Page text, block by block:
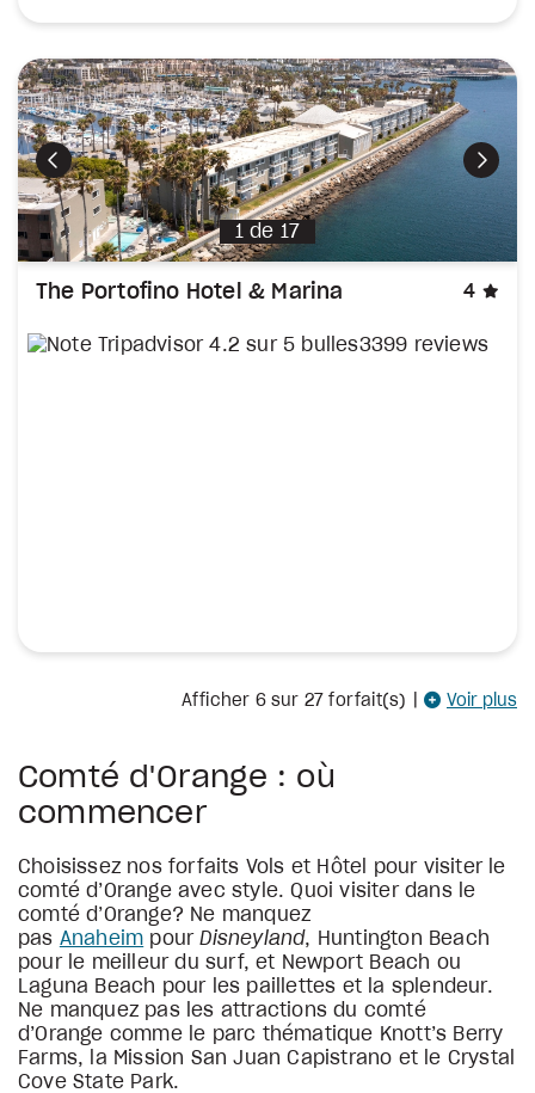
Précédent
1 de 17
The Portofino Hotel & Marina 4
3399 reviews
Afficher 6sur 27 forfait(s) Voir plus
Comté d'Orange : où
commencer
Choisissez nos forfaits Vols et Hôtel pour visiter le
comté d’Orange avec style. Quoi visiter dans le
comté d’Orange? Ne manquez
pas Anaheim pourDisneyland, Huntington Beach
pour le meilleur du surf, et Newport Beach ou
Laguna Beach pour les paillettes et la splendeur.
Ne manquez pas les attractions du comté
d’Orange comme le parc thématique Knott’s Berry
Farms, la Mission San Juan Capistrano et le Crystal
Cove State Park.